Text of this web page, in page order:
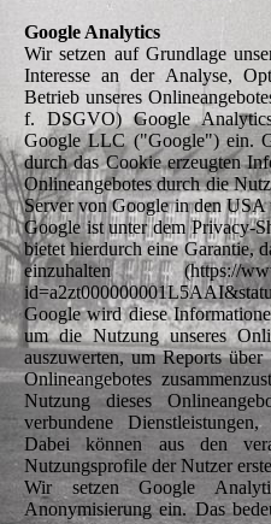
Google Analytics
Wir setzen auf Grundlage
Interesse an der Analyse,
Betrieb unseres
f. DSGVO) Google
Google LLC ("Google") ein.
durch das Cookie erzeugten
Onlineangebotes durch die
Server von Google in den USA
Google ist unter dem Privacy-
bietet hierdurch eine Garantie,
einzuhalten (https://
Google wird diese
um die Nutzung unseres
auszuwerten, um Reports
Onlineangebotes
Nutzung dieses
verbundene
Dabei können aus den
Nutzungsprofile der Nutzer
Wir setzen Google
Anonymisierung ein. Das